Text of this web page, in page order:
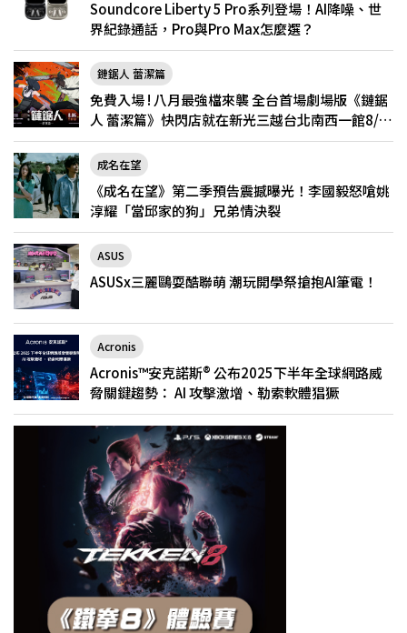
Soundcore Liberty 5 Pro系列登場！AI降噪、世
界紀錄通話，Pro與Pro Max怎麼選？
鏈鋸人 蕾潔篇
免費入場 ! 八月最強檔來襲 全台首場劇場版《鏈鋸
人 蕾潔篇》快閃店就在新光三越台北南西一館8/6
限定登場
成名在望
《成名在望》第二季預告震撼曝光！李國毅怒嗆姚
淳耀「當邱家的狗」兄弟情決裂
ASUS
ASUSx三麗鷗耍酷聯萌 潮玩開學祭搶抱AI筆電！
Acronis
Acronis™安克諾斯® 公布2025下半年全球網路威
脅關鍵趨勢： AI 攻擊激增、勒索軟體猖獗